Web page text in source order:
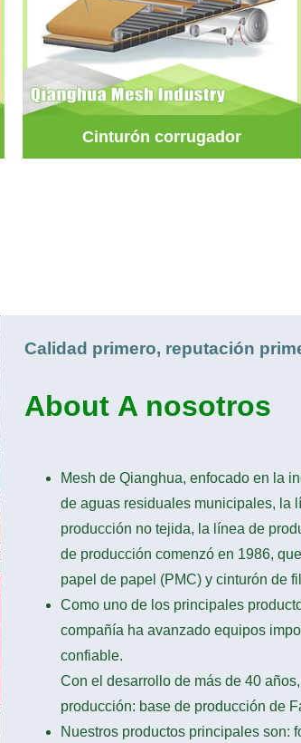
Cinturón corrugador
Calidad primero, reputación
About A nosotros
Mesh de Qianghua, enfocado en la
de aguas residuales municipales, la
producción no tejida, la línea de
de producción comenzó en 1986,
papel de papel (PMC) y cinturón de
Como uno de los principales
compañía ha avanzado equipos
confiable.
Con el desarrollo de más de 40
producción: base de producción de
Nuestros productos principales son: